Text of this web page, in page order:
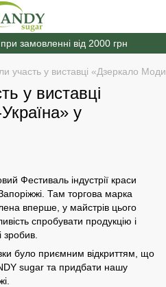
замовленні від 2000 грн
участь у виставці «Дзеркало
у виставці
у
Фестиваль індустрії краси
Там торгова марка
​​вперше, у майстрів цього
спробувати продукцію і
зробив.
було приємним відкриттям, що
sugar та придбати нашу